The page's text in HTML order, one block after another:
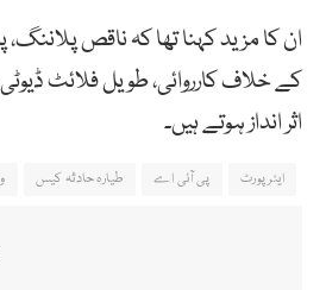
ان کا مزید کہنا تھا کہ ناقص پلاننگ،
کے خلاف کارروائی، طویل فلائٹ
اثر انداز ہوتے ہیں۔
ایئرپورٹ پی آئی اے طیارہ حادثہ کیس